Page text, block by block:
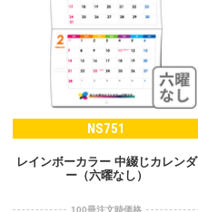
NS751
レインボーカラー 中綴じカレンダ
ー（六曜なし）